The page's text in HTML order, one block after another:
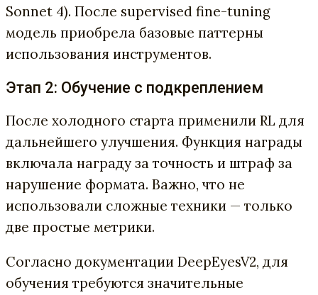
Sonnet 4). После supervised fine-tuning
модель приобрела базовые паттерны
использования инструментов.
Этап 2: Обучение с подкреплением
После холодного старта применили RL для
дальнейшего улучшения. Функция награды
включала награду за точность и штраф за
нарушение формата. Важно, что не
использовали сложные техники — только
две простые метрики.
Согласно документации DeepEyesV2, для
обучения требуются значительные